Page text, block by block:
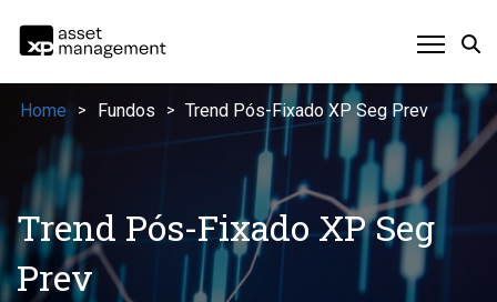
Trend Pós-Fixado XP Seg
Prev
Home > Fundos > Trend Pós-Fixado XP Seg Prev